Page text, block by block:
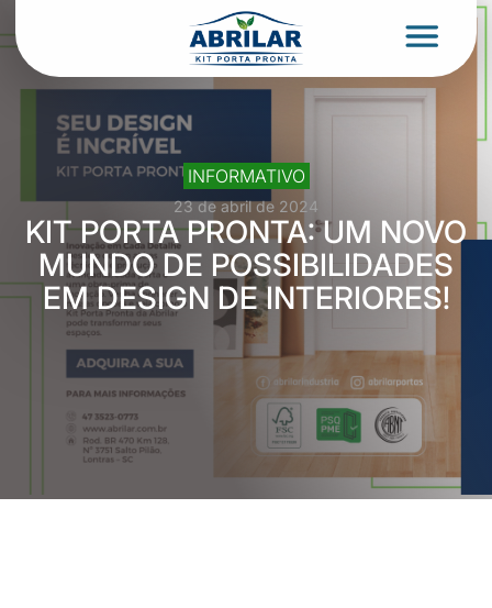
INFORMATIVO
23 de abril de 2024
KIT PORTA PRONTA: UM NOVO
MUNDO DE POSSIBILIDADES
EM DESIGN DE INTERIORES!